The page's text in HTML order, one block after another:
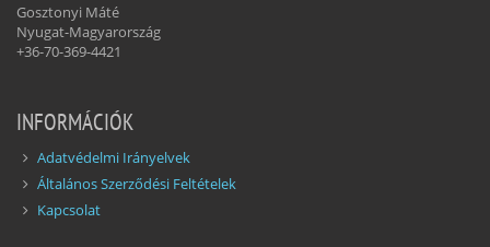
Gosztonyi Máté
Nyugat-Magyarország
+36-70-369-4421
INFORMÁCIÓK
Adatvédelmi Irányelvek
Általános Szerződési Feltételek
Kapcsolat